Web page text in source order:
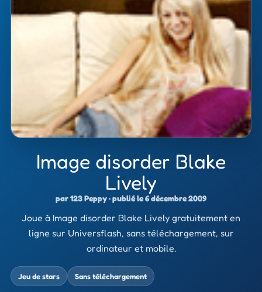
Image disorder Blake
Lively
par 123 Peppy · publié le 6 décembre 2009
Joue à Image disorder Blake Lively gratuitement en
ligne sur Universflash, sans téléchargement, sur
ordinateur et mobile.
Jeu de stars Sans téléchargement